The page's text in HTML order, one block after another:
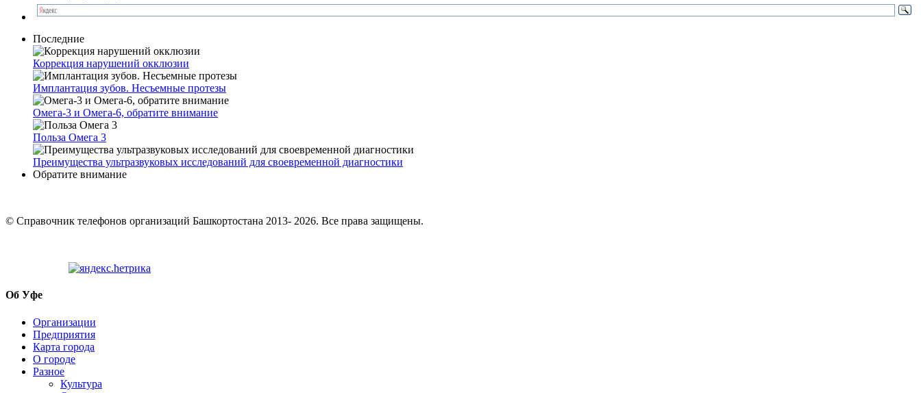
Последние
Коррекция нарушений окклюзии
Имплантация зубов. Несъемные протезы
Омега-3 и Омега-6, обратите внимание
Польза Омега 3
Преимущества ультразвуковых исследований для своевременной диагностики
Обратите внимание
© Cправочник телефонов организаций Башкортостана 2013- 2026. Все права защищены.
Об Уфе
Организации
Предприятия
Карта города
О городе
Разное
Культура